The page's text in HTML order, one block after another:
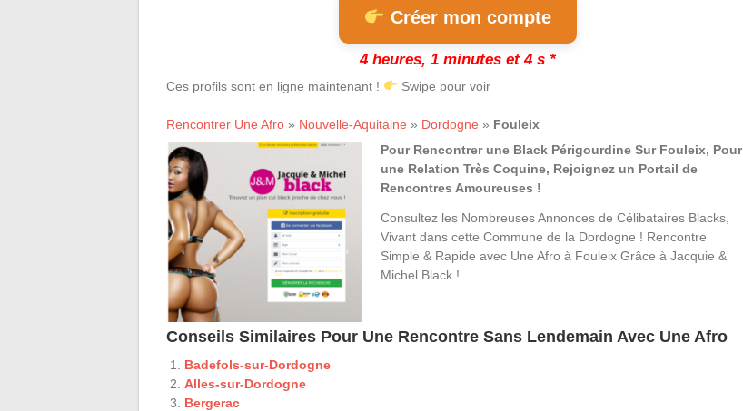
Créer mon compte
4 heures, 1 minutes et 3 s *
Ces profils sont en ligne maintenant ! Swipe pour voir
Rencontrer Une Afro » Nouvelle-Aquitaine » Dordogne » Fouleix
Pour Rencontrer une Black Périgourdine Sur Fouleix, Pour
une Relation Très Coquine, Rejoignez un Portail de
Rencontres Amoureuses !
Consultez les Nombreuses Annonces de Célibataires Blacks,
Vivant dans cette Commune de la Dordogne ! Rencontre
Simple & Rapide avec Une Afro à Fouleix Grâce à Jacquie &
Michel Black !
Conseils Similaires Pour Une Rencontre Sans Lendemain Avec Une Afro
Badefols-sur-Dordogne
Alles-sur-Dordogne
Bergerac